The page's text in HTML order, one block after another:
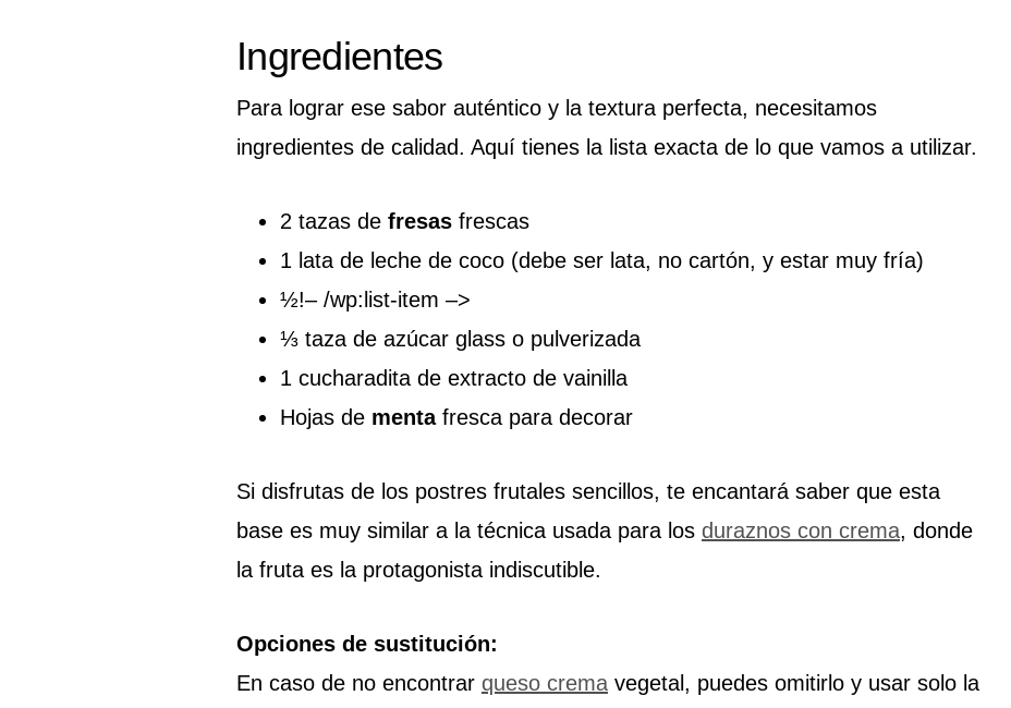
Ingredientes
Para lograr ese sabor auténtico y la textura perfecta, necesitamos
ingredientes de calidad. Aquí tienes la lista exacta de lo que vamos a utilizar.
2 tazas de fresas frescas
1 lata de leche de coco (debe ser lata, no cartón, y estar muy fría)
½!– /wp:list-item –>
⅓ taza de azúcar glass o pulverizada
1 cucharadita de extracto de vainilla
Hojas de mentafresca para decorar
Si disfrutas de los postres frutales sencillos, te encantará saber que esta
base es muy similar a la técnica usada para los duraznos con crema, donde
la fruta es la protagonista indiscutible.
Opciones de sustitución:
En caso de no encontrar queso crema vegetal, puedes omitirlo y usar solo la